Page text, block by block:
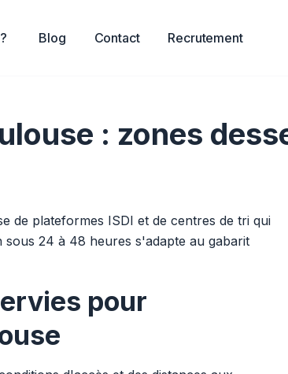
Blog Contact Recrutement
: zones
de plateformes ISDI et de centres de tri qui
24 à 48 heures s'adapte au gabarit
pour